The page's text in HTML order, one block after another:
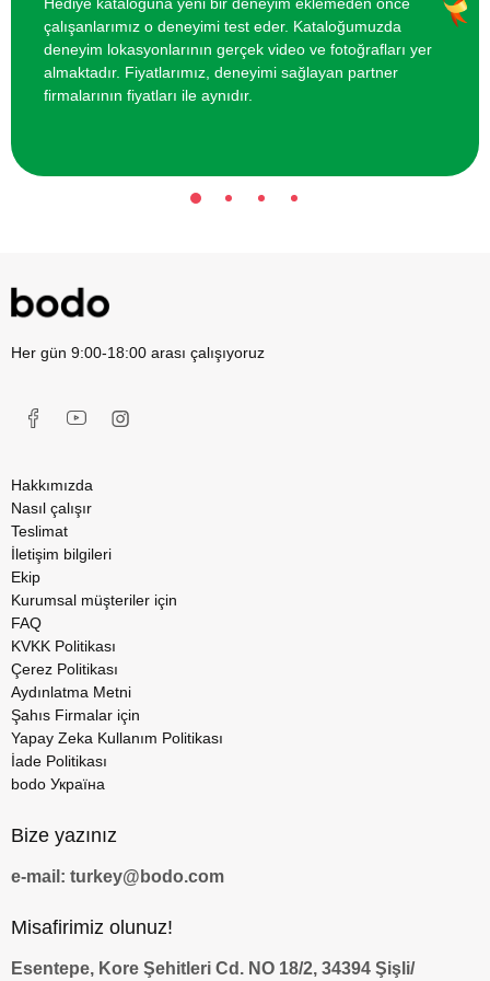
çalışanlarımız o deneyimi test eder. Kataloğumuzda
deneyim lokasyonlarının gerçek video ve fotoğrafları yer
almaktadır. Fiyatlarımız, deneyimi sağlayan partner
firmalarının fiyatları ile aynıdır.
Her gün 9:00-18:00 arası çalışıyoruz
Hakkımızda
Nasıl çalışır
Teslimat
İletişim bilgileri
Ekip
Kurumsal müşteriler için
FAQ
KVKK Politikası
Çerez Politikası
Aydınlatma Metni
Şahıs Firmalar için
Yapay Zeka Kullanım Politikası
İade Politikası
bodo Україна
Bize yazınız
e-mail: turkey@bodo.com
Misafirimiz olunuz!
Esentepe, Kore Şehitleri Cd. NO 18/2, 34394 Şişli/